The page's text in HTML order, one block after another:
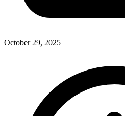
October 29, 2025